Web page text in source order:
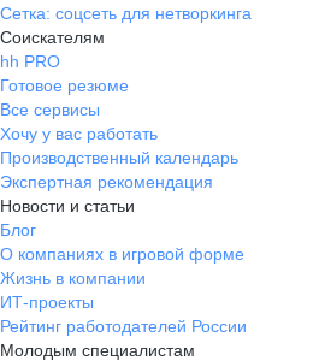
Сетка: соцсеть для нетворкинга
Соискателям
hh PRO
Готовое резюме
Все сервисы
Хочу у вас работать
Производственный календарь
Экспертная рекомендация
Новости и статьи
Блог
О компаниях в игровой форме
Жизнь в компании
ИТ-проекты
Рейтинг работодателей России
Молодым специалистам